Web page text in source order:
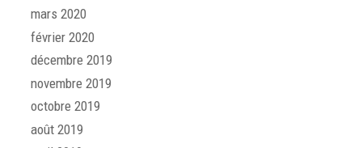
mars 2020
février 2020
décembre 2019
novembre 2019
octobre 2019
août 2019